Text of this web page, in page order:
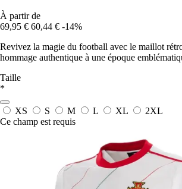
À partir de
69,95 € 60,44 € -14%
Revivez la magie du football avec le maillot
hommage authentique à une époque
Taille
*
XS S M L XL
2XL
Ce champ est requis